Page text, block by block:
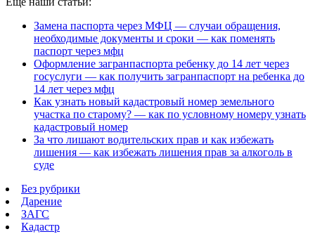
Замена паспорта через МФЦ — случаи обращения,
необходимые документы и сроки — как поменять
паспорт через мфц
Оформление загранпаспорта ребенку до 14 лет через
госуслуги — как получить загранпаспорт на ребенка до
14 лет через мфц
Как узнать новый кадастровый номер земельного
участка по старому? — как по условному номеру узнать
кадастровый номер
За что лишают водительских прав и как избежать
лишения — как избежать лишения прав за алкоголь в
суде
Без рубрики
Дарение
ЗАГС
Кадастр